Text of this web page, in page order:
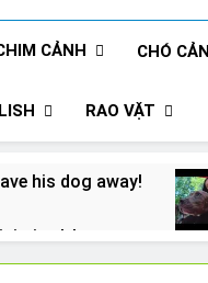
CẢNH CHÓ
RAO VẶT
his dog away!
It!